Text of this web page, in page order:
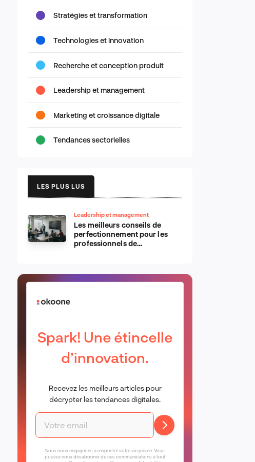
Stratégies et transformation
Technologies et innovation
Recherche et conception produit
Leadership et management
Marketing et croissance digitale
Tendances sectorielles
LES PLUS LUS
Leadership et management
Les meilleurs conseils de
perfectionnement pour les
professionnels de
Spark! Une étincelle
d’innovation.
Recevez les meilleurs articles pour
décrypter les tendances digitales.
Nous nous engageons à respecter votre vie privée. Vous
pouvez vous désabonner de ces communications à tout